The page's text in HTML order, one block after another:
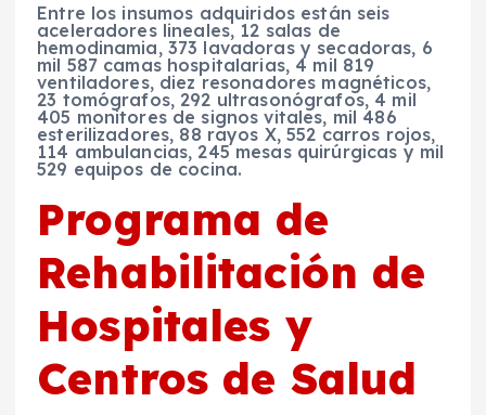
Entre los insumos adquiridos están seis
aceleradores lineales, 12 salas de
hemodinamia, 373 lavadoras y secadoras, 6
mil 587 camas hospitalarias, 4 mil 819
ventiladores, diez resonadores magnéticos,
23 tomógrafos, 292 ultrasonógrafos, 4 mil
405 monitores de signos vitales, mil 486
esterilizadores, 88 rayos X, 552 carros rojos,
114 ambulancias, 245 mesas quirúrgicas y mil
529 equipos de cocina.
Programa de
Rehabilitación de
Hospitales y
Centros de Salud